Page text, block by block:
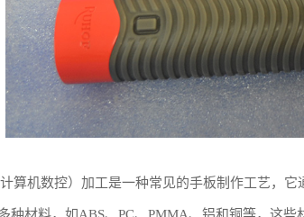
算机数控）加工是一种常见的手板制作工艺，
种材料，如ABS、PC、PMMA、铝和铜等，这些